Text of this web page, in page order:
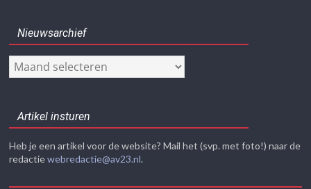
Nieuwsarchief
Nieuwsarchief
Artikel insturen
Heb je een artikel voor de website? Mail het (svp. met foto!) naar de
redactiewebredactie@av23.nl.